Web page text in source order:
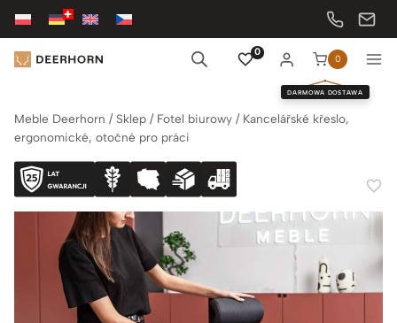
Przejdź
treści
0
0
DARMOWA DOSTAWA
Meble Deerhorn / Sklep / Fotel biurowy / Kancelářské křeslo,
ergonomické, otočné pro práci